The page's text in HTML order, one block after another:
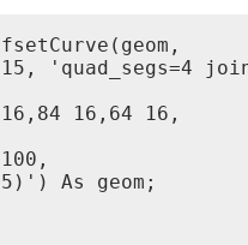
'quad_segs=4
16,84 16,64 16,